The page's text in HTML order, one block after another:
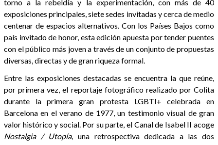
torno a la rebeldía y la experimentación, con más de 40
exposiciones principales, siete sedes invitadas y cerca de medio
centenar de espacios alternativos. Con los Países Bajos como
país invitado de honor, esta edición apuesta por tender puentes
con el público más joven a través de un conjunto de propuestas
diversas, directas y de gran riqueza formal.
Entre las exposiciones destacadas se encuentra la que reúne,
por primera vez, el reportaje fotográfico realizado por Colita
durante la primera gran protesta LGBTI+ celebrada en
Barcelona en el verano de 1977, un testimonio visual de gran
valor histórico y social. Por su parte, el Canal de Isabel II acoge
Nostalgia / Utopía, una retrospectiva dedicada a las dos